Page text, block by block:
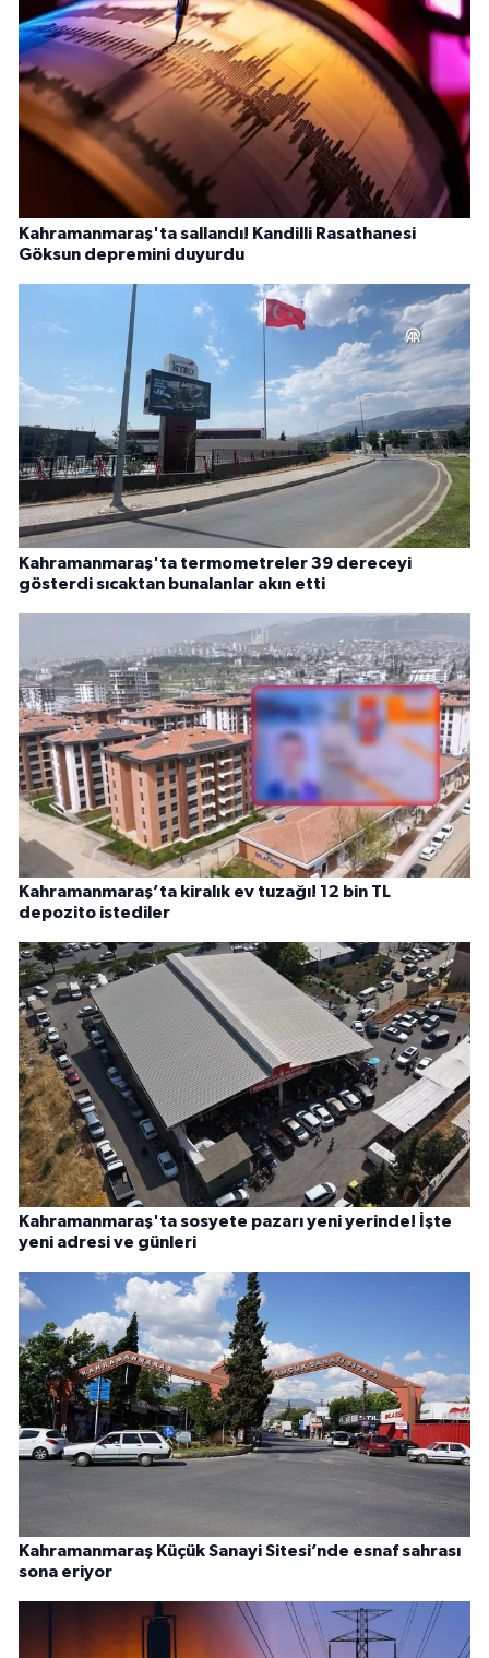
Kahramanmaraş'ta sallandı! Kandilli Rasathanesi
Göksun depremini duyurdu
Kahramanmaraş'ta termometreler 39 dereceyi
gösterdi sıcaktan bunalanlar akın etti
Kahramanmaraş’ta kiralık ev tuzağı! 12 bin TL
depozito istediler
Kahramanmaraş'ta sosyete pazarı yeni yerinde! İşte
yeni adresi ve günleri
Kahramanmaraş Küçük Sanayi Sitesi’nde esnaf sahrası
sona eriyor